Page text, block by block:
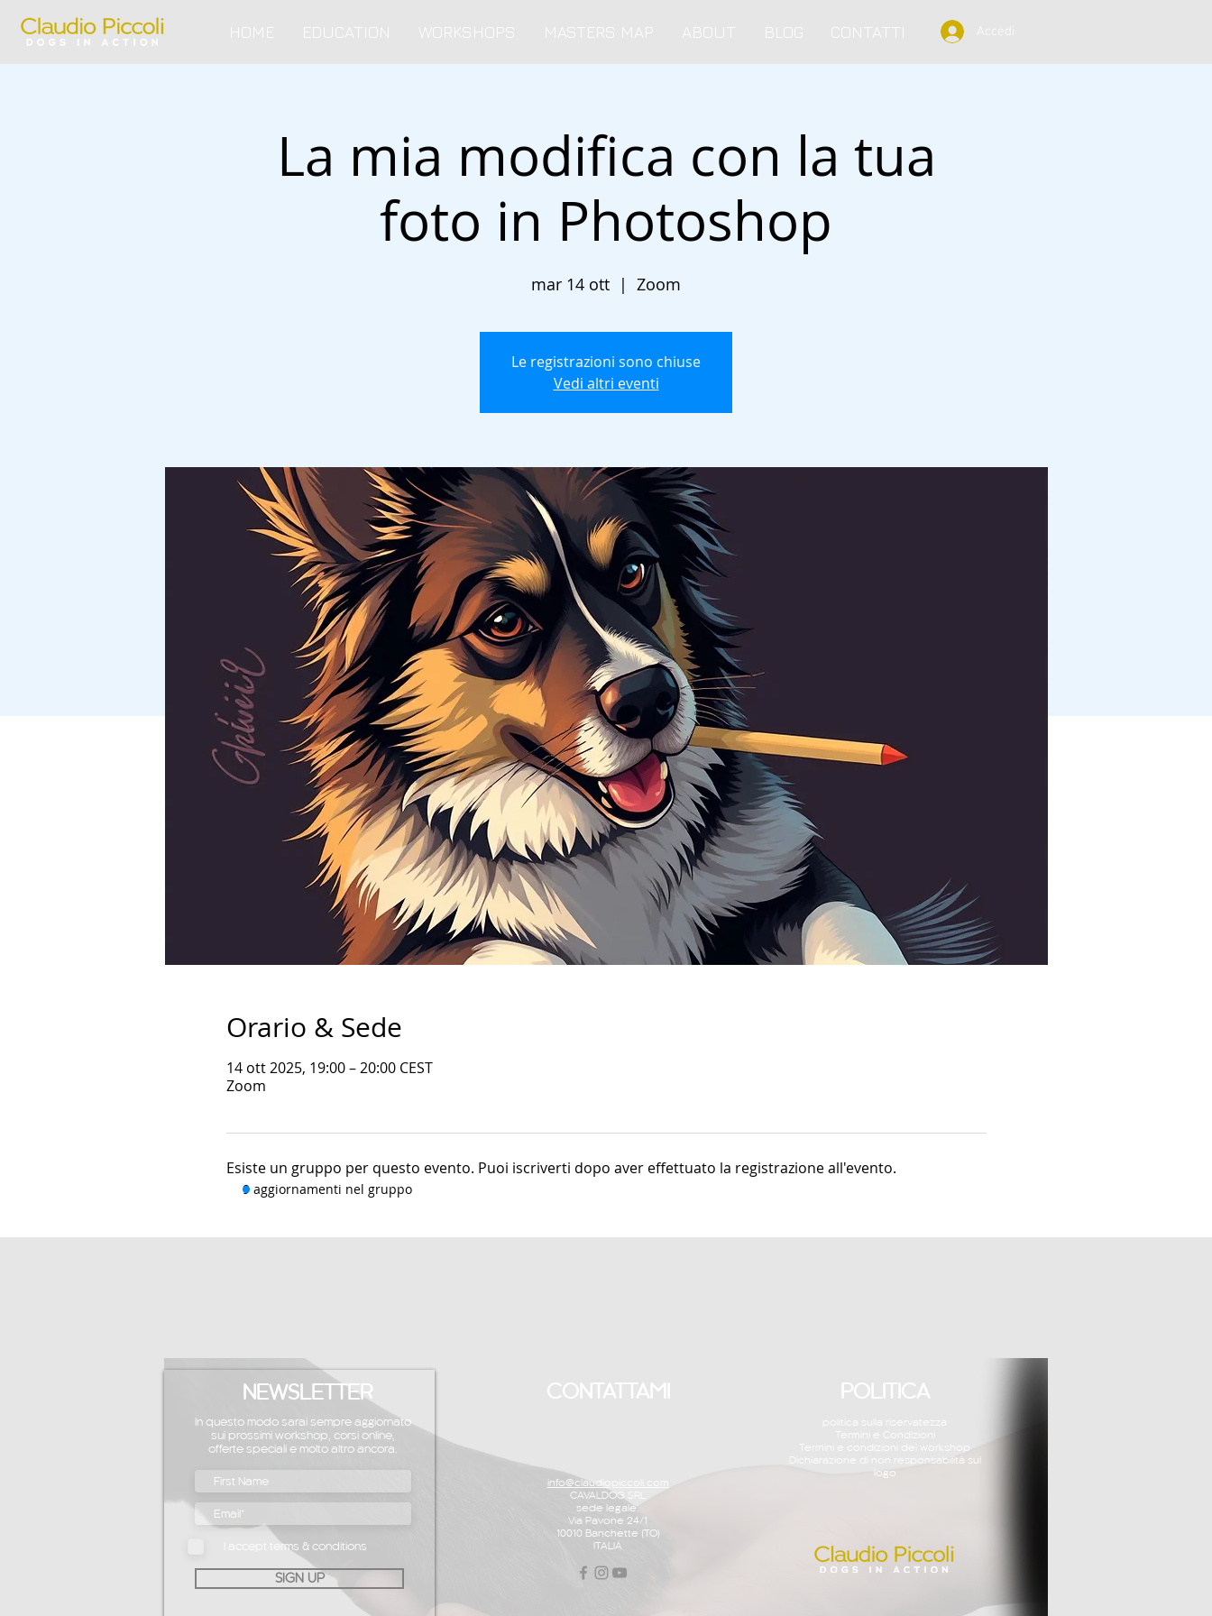
HOME EDUCATION WORKSHOPS MASTERS MAP ABOUT BLOG CONTATTI Accedi
La mia modifica con la tua
foto in Photoshop
mar 14 ott
  |
Zoom
Le registrazioni sono chiuse
Vedi altri eventi
Orario & Sede
14 ott 2025, 19:00 – 20:00 CEST
Zoom
Esiste un gruppo per questo evento. Puoi iscriverti dopo aver effettuato la registrazione all'evento.
9 aggiornamenti nel gruppo
NEWSLETTER
In questo modo sarai sempre aggiornato
sui prossimi workshop, corsi online,
offerte speciali e molto altro ancora.
I accept terms & conditions
SIGN UP
CONTATTAMI
info@claudiopiccoli.com
CAVALDOG SRL
sede legale:
Via Pavone 24/1
10010 Banchette (TO)
ITALIA
POLITICA
politica sulla riservatezza
Termini e Condizioni
Termini e condizioni dei workshop
Dichiarazione di non responsabilità sul
logo